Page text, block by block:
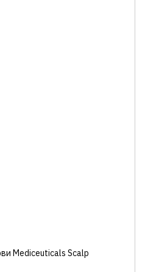
Mediceuticals Scalp